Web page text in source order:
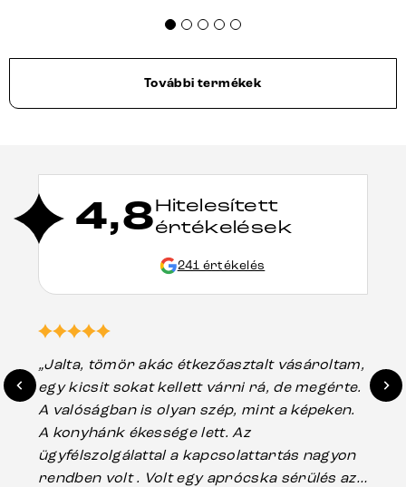
További termékek
4,8Hitelesített
értékelések
241 értékelés
„Jalta, tömör akác étkezőasztalt vásároltam,
egy kicsit sokat kellett várni rá, de megérte.
A valóságban is olyan szép, mint a képeken.
A konyhánk ékessége lett. Az
ügyfélszolgálattal a kapcsolattartás nagyon
rendben volt . Volt egy aprócska sérülés az